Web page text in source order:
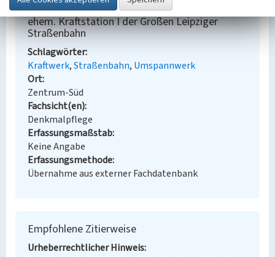
ehem. Kraftstation I der Großen Leipziger
Straßenbahn
Schlagwörter
Kraftwerk Straßenbahn Umspannwerk
Ort
Zentrum-Süd
Fachsicht(en)
Denkmalpflege
Erfassungsmaßstab
Keine Angabe
Erfassungsmethode
Übernahme aus externer Fachdatenbank
Empfohlene Zitierweise
Urheberrechtlicher Hinweis